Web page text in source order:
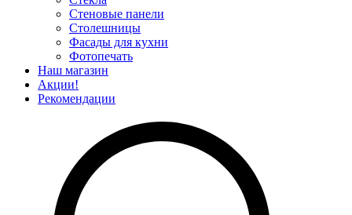
Стеновые панели
Столешницы
Фасады для кухни
Фотопечать
Наш магазин
Акции!
Рекомендации